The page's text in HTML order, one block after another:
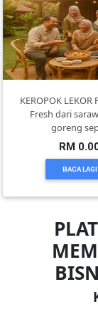
KEROPOK LEKOR
Fresh dari
goreng
RM
BACA LAGI
FESYEN
WANITA(0)
KECANTIKAN(7)
LELAKI(0)
WANGI(8)
PENDIDIKAN(19)